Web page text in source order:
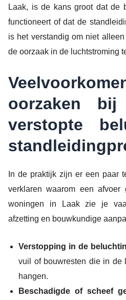
Laak, is de kans groot dat de
functioneert of dat de
is het verstandig om niet alleen
de oorzaak in de luchtstroming
oorzaken
verstopte
In de praktijk zijn er een paar
verklaren waarom een
woningen in Laak zie je
afzetting en bouwkundige
Verstopping in de
vuil of bouwresten die in de
hangen.
Beschadigde of scheef